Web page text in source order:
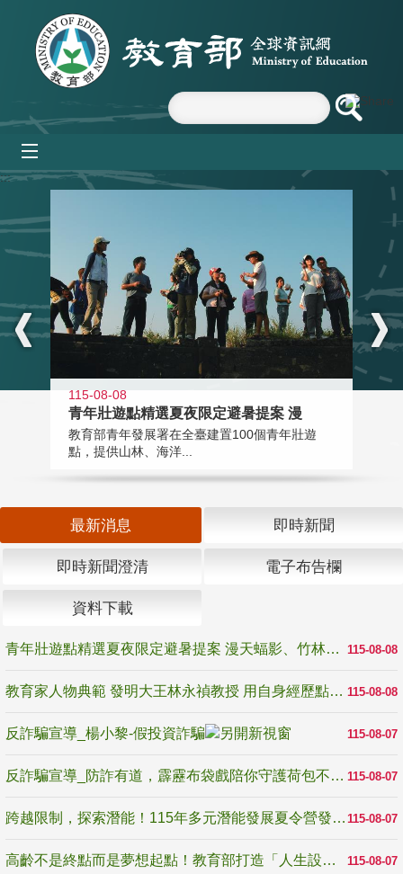
跳到主要內容區塊
:::
115-08-08
青年壯遊點精選夏夜限定避暑提案 漫
教育部青年發展署在全臺建置100個青年壯遊
點，提供山林、海洋...
最新消息 即時新聞
即時新聞澄清 電子布告欄
資料下載
115-08-08
青年壯遊點精選夏夜限定避暑提案 漫天蝠影、竹林尋蛙、茶香夜觀 邀青年暮色出發
115-08-08
教育家人物典範 發明大王林永禎教授 用自身經歷點亮學生的路
115-08-07
反詐騙宣導_楊小黎-假投資詐騙
115-08-07
反詐騙宣導_防詐有道，霹靂布袋戲陪你守護荷包不受騙
115-08-07
跨越限制，探索潛能！115年多元潛能發展夏令營發掘生命無限可能
115-08-07
高齡不是終點而是夢想起點！教育部打造「人生設計夢工場」 參展第3屆高齡健康產業博覽會